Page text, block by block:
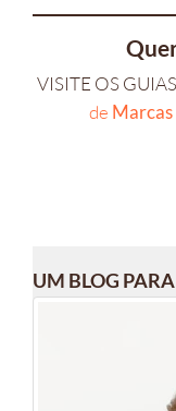
VISITE OS
de
UM BLOG